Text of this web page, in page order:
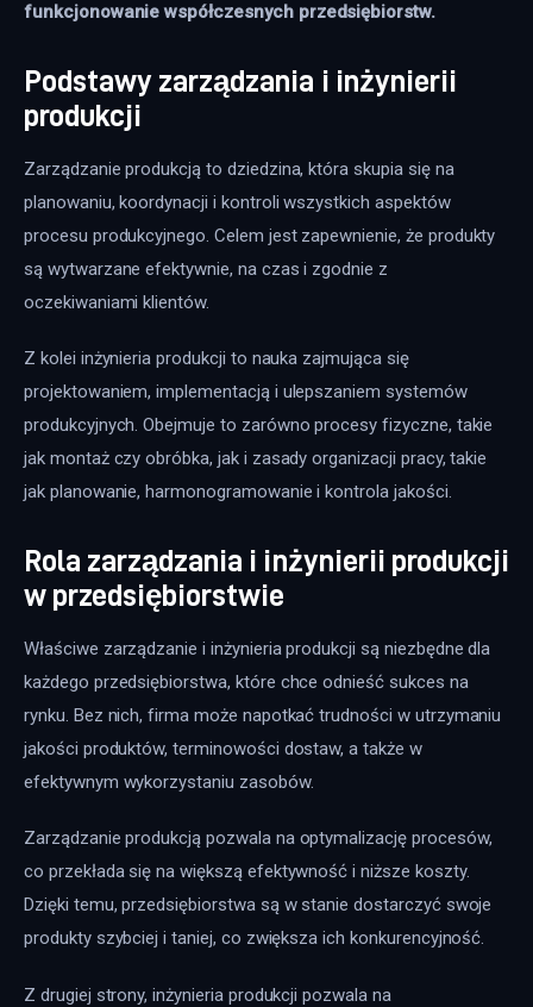
funkcjonowanie współczesnych przedsiębiorstw.
Podstawy zarządzania i inżynierii
produkcji
Zarządzanie produkcją to dziedzina, która skupia się na
planowaniu, koordynacji i kontroli wszystkich aspektów
procesu produkcyjnego. Celem jest zapewnienie, że produkty
są wytwarzane efektywnie, na czas i zgodnie z
oczekiwaniami klientów.
Z kolei inżynieria produkcji to nauka zajmująca się
projektowaniem, implementacją i ulepszaniem systemów
produkcyjnych. Obejmuje to zarówno procesy fizyczne, takie
jak montaż czy obróbka, jak i zasady organizacji pracy, takie
jak planowanie, harmonogramowanie i kontrola jakości.
Rola zarządzania i inżynierii produkcji
w przedsiębiorstwie
Właściwe zarządzanie i inżynieria produkcji są niezbędne dla
każdego przedsiębiorstwa, które chce odnieść sukces na
rynku. Bez nich, firma może napotkać trudności w utrzymaniu
jakości produktów, terminowości dostaw, a także w
efektywnym wykorzystaniu zasobów.
Zarządzanie produkcją pozwala na optymalizację procesów,
co przekłada się na większą efektywność i niższe koszty.
Dzięki temu, przedsiębiorstwa są w stanie dostarczyć swoje
produkty szybciej i taniej, co zwiększa ich konkurencyjność.
Z drugiej strony, inżynieria produkcji pozwala na